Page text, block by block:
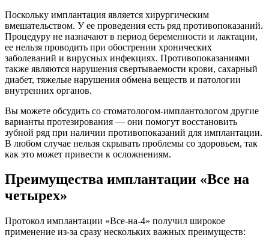
Поскольку имплантация является хирургическим
вмешательством. У ее проведения есть ряд противопоказаний.
Процедуру не назначают в период беременности и лактации,
ее нельзя проводить при обострении хронических
заболеваний и вирусных инфекциях. Противопоказаниями
также являются нарушения свертываемости крови, сахарный
диабет, тяжелые нарушения обмена веществ и патологии
внутренних органов.
Вы можете обсудить со стоматологом-имплантологом другие
варианты протезирования — они помогут восстановить
зубной ряд при наличии противопоказаний для имплантации.
В любом случае нельзя скрывать проблемы со здоровьем, так
как это может привести к осложнениям.
Преимущества имплантации «Все на
четырех»
Протокол имплантации «Все-на-4» получил широкое
применение из-за сразу нескольких важных преимуществ: